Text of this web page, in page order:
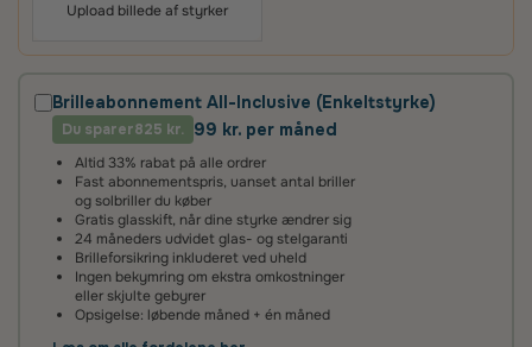
Upload billede af styrker
Brilleabonnement All-Inclusive (Enkeltstyrke)
Du sparer825 kr. 99 kr. per måned
Altid 33% rabat på alle ordrer
Fast abonnementspris, uanset antal briller
og solbriller du køber
Gratis glasskift, når dine styrke ændrer sig
24 måneders udvidet glas- og stelgaranti
Brilleforsikring inkluderet ved uheld
Ingen bekymring om ekstra omkostninger
eller skjulte gebyrer
Opsigelse: løbende måned + én måned
100 dages tilfredshedsgaranti
Det kan tage lidt tid at vænne sig til nye brilleglas – især hvis
2 års fabriksgaranti
Vi giver 2 års garanti på alle vores brilleglas og stel. Det
betyder, at hvis glassene ikke lever op til vores høje
standarder, reparerer eller udskifter vi dem helt uden
beregning.
Det vigtigste for os er, at du er tilfreds med dit køb.
Derfor får du altid100 dages tilfredshedsgarantiog